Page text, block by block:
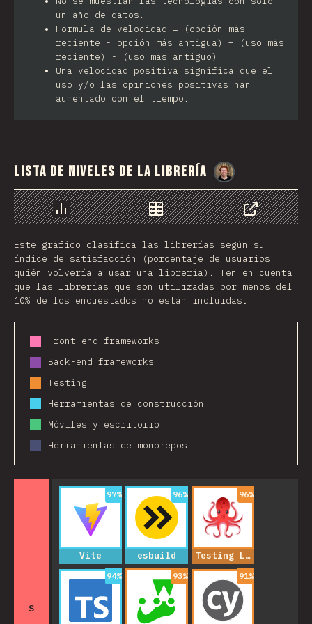
un año de datos.
Formula de velocidad = (opción más
reciente - opción más antigua) + (uso más
reciente) - (uso más antiguo)
Una velocidad positiva significa que el
uso y/o las opiniones positivas han
aumentado con el tiempo.
Lista de niveles de la librería
Gráfico Datos
Compartir
Este gráfico clasifica las librerías según su
índice de satisfacción (porcentaje de usuarios
quién volvería a usar una librería). Ten en cuenta
que las librerías que son utilizadas por menos del
10% de los encuestados no están incluidas.
Front-end frameworks
Back-end frameworks
Testing
Herramientas de construcción
Móviles y escritorio
Herramientas de monorepos
S
97%
Vite
96%
esbuild
96%
Testing Library
94% 93% 91%